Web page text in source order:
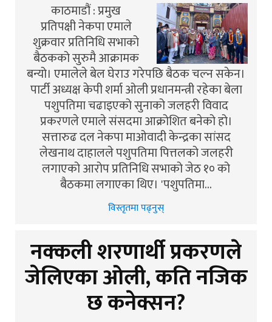
काठमाडौं : प्रमुख
प्रतिपक्षी नेकपा एमाले
शुक्रवार प्रतिनिधि सभाको
बैठकको सुरुमै आक्रामक
बन्यो। एमालेले बेल घेराउ गरेपछि बैठक चल्न सकेन।
पार्टी अध्यक्ष केपी शर्मा ओली प्रधानमन्त्री रहेका बेला
पशुपतिमा चढाइएको सुनाको जलहरी विवाद
प्रकरणले एमाले संसदमा आक्रोशित बनेको हो।
सत्तारुढ दल नेकपा माओवादी केन्द्रका सांसद
लेखनाथ दाहालले पशुपतिमा पित्तलको जलहरी
लगाएको आरोप प्रतिनिधि सभाको जेठ १० को
बैठकमा लगाएका थिए। 'पशुपतिमा…
विस्तृतमा पढ्नुस्
नक्कली शरणार्थी प्रकरणले
जेलिएका ओली, कति नजिक
छ कनेक्सन?